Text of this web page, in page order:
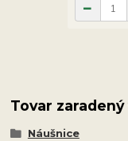
Tovar
Náušnice